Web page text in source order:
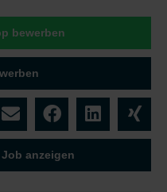
bewerben
anzeigen